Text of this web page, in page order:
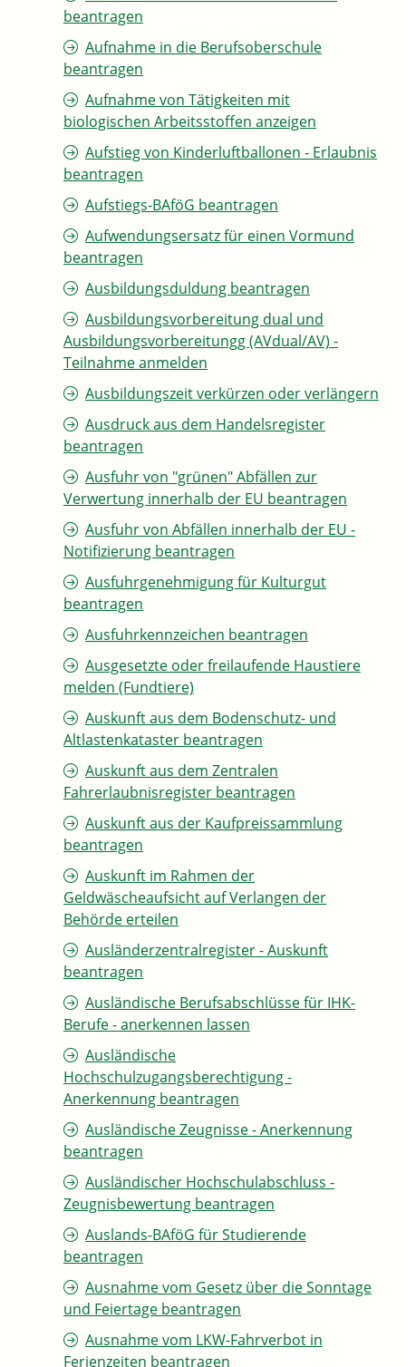
beantragen
Aufnahme in die Berufsoberschule
beantragen
Aufnahme von Tätigkeiten mit
biologischen Arbeitsstoffen anzeigen
Aufstieg von Kinderluftballonen - Erlaubnis
beantragen
Aufstiegs-BAföG beantragen
Aufwendungsersatz für einen Vormund
beantragen
Ausbildungsduldung beantragen
Ausbildungsvorbereitung dual und
Ausbildungsvorbereitungg (AVdual/AV) -
Teilnahme anmelden
Ausbildungszeit verkürzen oder verlängern
Ausdruck aus dem Handelsregister
beantragen
Ausfuhr von "grünen" Abfällen zur
Verwertung innerhalb der EU beantragen
Ausfuhr von Abfällen innerhalb der EU -
Notifizierung beantragen
Ausfuhrgenehmigung für Kulturgut
beantragen
Ausfuhrkennzeichen beantragen
Ausgesetzte oder freilaufende Haustiere
melden (Fundtiere)
Auskunft aus dem Bodenschutz- und
Altlastenkataster beantragen
Auskunft aus dem Zentralen
Fahrerlaubnisregister beantragen
Auskunft aus der Kaufpreissammlung
beantragen
Auskunft im Rahmen der
Geldwäscheaufsicht auf Verlangen der
Behörde erteilen
Ausländerzentralregister - Auskunft
beantragen
Ausländische Berufsabschlüsse für IHK-
Berufe - anerkennen lassen
Ausländische
Hochschulzugangsberechtigung -
Anerkennung beantragen
Ausländische Zeugnisse - Anerkennung
beantragen
Ausländischer Hochschulabschluss -
Zeugnisbewertung beantragen
Auslands-BAföG für Studierende
beantragen
Ausnahme vom Gesetz über die Sonntage
und Feiertage beantragen
Ausnahme vom LKW-Fahrverbot in
Ferienzeiten beantragen